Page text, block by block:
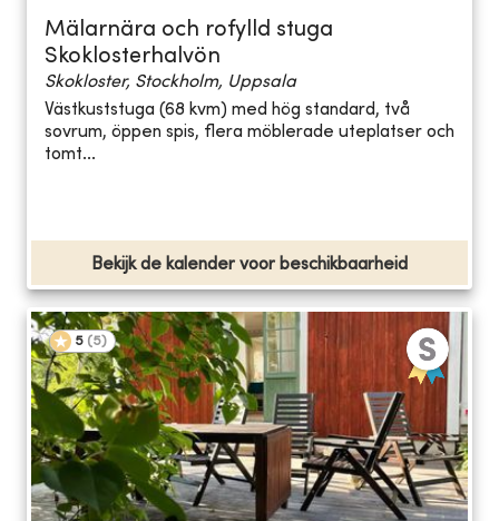
Mälarnära och rofylld stuga
Skoklosterhalvön
Skokloster, Stockholm, Uppsala
Västkuststuga (68 kvm) med hög standard, två
sovrum, öppen spis, flera möblerade uteplatser och
tomt...
Bekijk de kalender voor beschikbaarheid
5 (5)